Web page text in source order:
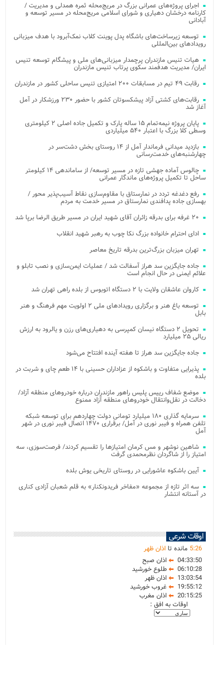
اجرای پروژه‌های عمرانی بزرگ در مریج‌محله ثمره همدلی و مدیریت /
کارنامه درخشان دهیاری و شورای اسلامی مریج‌محله در مسیر توسعه و
آبادانی
توسعه زیرساخت‌های باشگاه پدل پوینت کلاب نمک‌آبرود با هدف میزبانی
رویدادهای بین‌المللی
هیات تنیس مازندران پرچمدار میزبانی‌های ملی و پیشگام توسعه تنیس
ایران/ مدیریت هدفمند سکوی پرتاب تنیس مازندران
رقابت ۴۹ تیم در مسابقات ۲۰۰ امتیازی تنیس ساحلی کشور در مازندران
رقابت‌های کشتی آزاد پیشکسوتان کشور با حضور ۲۳۰ ورزشکار در آمل
آغاز شد
پایان پروژه نیمه‌تمام ۱۵ ساله پارک و تکمیل جاده اصلی ۲ کیلومتری
وسطی کلا بزرگ با اعتبار ۵۴۰ میلیاردی
بازدید میدانی فرماندار آمل از ۱۴ روستای بخش دشت‌سر در
چهارشنبه‌های خدمت‌رسانی
چالوس آماده جهشی تازه در مسیر توسعه/ از ساماندهی ۱۴ کیلومتر
ساحل تا تکمیل پروژه‌های ماندگار عمرانی
رفع دغدغه تردد در نمارستاق با مقاوم‌سازی نقاط آسیب‌پذیر محور /
بهسازی جاده پدافندی نمارستاق در مسیر خدمت به مردم
۲۰ غرفه برای بدرقه زائران آقای شهید ایران در مسیر طریق الرضا برپا شد
ادای احترام خانواده بزرگ نکا چوب به رهبر شهید انقلاب
تهران میزبان بزرگ‌ترین بدرقه تاریخ معاصر
جاده جایگزین سد هراز آسفالت شد / عملیات ایمن‌سازی و نصب تابلو و
علائم ایمنی در حال انجام است
کاروان عاشقان ولایت با ۲ دستگاه اتوبوس از بلده راهی تهران شد
توسعه باغ هنر و برگزاری رویدادهای ملی ۲ اولویت مهم فرهنگ و هنر
بابل
تحویل ۲ دستگاه نیسان کمپرسی به دهیاری‌های رزن و یالرود به ارزش
ریالی ۲۵ میلیارد
جاده جایگزین سد هراز تا هفته آینده افتتاح می‌شود
پذیرایی متفاوت و باشکوه از عزاداران حسینی با ۱۴ طعم چای و شربت در
بلده
موضع شفاف رییس پلیس راهور مازندران درباره خودروهای منطقه آزاد/
دخالت در نقل‌وانتقال خودروهای منطقه آزاد ممنوع
سرمایه گذاری ۱۸۰ میلیارد تومانی دولت چهاردهم برای توسعه شبکه
تلفن همراه و فیبر نوری در آمل/ برقراری ۱۴۷۰ اتصال فیبر نوری در شهر
آمل
شاهین نوشهر و مس کرمان امتیازها را تقسیم کردند/ فرصت‌سوزی، سه
امتیاز را از شاگردان نظرمحمدی گرفت
آیین باشکوه عاشورایی در روستای تاریخی یوش بلده
سه اثر تازه از مجموعه «مفاخر فریدونکنار» به قلم شعبان آزادی کناری
در آستانه انتشار
اوقات شرعی
5:26 مانده تااذان ظهر
04:33:50
اذان صبح
06:10:28
طلوع خورشید
13:03:54
اذان ظهر
19:55:12
غروب خورشید
20:15:25
اذان مغرب
اوقات به افق :